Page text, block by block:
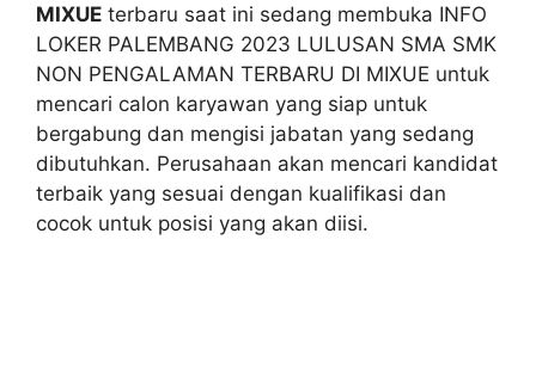
MIXUE terbaru saat ini sedang membuka INFO
LOKER PALEMBANG 2023 LULUSAN SMA SMK
NON PENGALAMAN TERBARU DI MIXUE untuk
mencari calon karyawan yang siap untuk
bergabung dan mengisi jabatan yang sedang
dibutuhkan. Perusahaan akan mencari kandidat
terbaik yang sesuai dengan kualifikasi dan
cocok untuk posisi yang akan diisi.